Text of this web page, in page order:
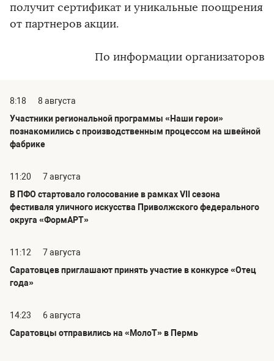
получит сертификат и уникальные поощрения
от партнеров акции.
По информации организаторов
8:18
8 августа
Участники региональной программы «Наши герои»
познакомились с производственным процессом на швейной
фабрике
11:20
7 августа
В ПФО стартовало голосование в рамках VII сезона
фестиваля уличного искусства Приволжского федерального
округа «ФормАРТ»
11:12
7 августа
Саратовцев приглашают принять участие в конкурсе «Отец
года»
14:23
6 августа
Саратовцы отправились на «МолоТ» в Пермь